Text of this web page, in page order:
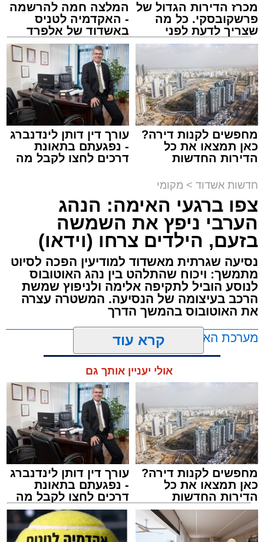
מעוניינים להגיב? לדווח ? צרו איתנו קשר במייל -
ASHDODS@ISNET.CO.IL
עופר אשטוקר / 15:32 07.08.26
עובדת בת 56 נפצעה היום (שישי) באורח בינוני
לאחר שנפלה מסולם במהלך עבודתה במחסן
באזור דרך הרכבת, מתחם ביג פאשן באשדוד.
כוחות ההצלה הוזעקו למקום בעקבות דיווח על
נפילה מגובה במהלך העבודה. עם הגעתם מצאו
את האישה בהכרה מלאה, כשהיא סובלת מחבלות
במספר אזורים בגופה לאחר שנפלה מגובה של
כ-2 עד 3 מטרים.
רפאל אוקנין, כונן הצלה דרום, סיפר: “כשהגעתי
וסובלת מחבלות מרובות בגופה לאחר שנפלה
במהלך עבודתה. יחד עם צוותי מד”א הענקנו לה
טיפול רפואי ראשוני והיא פונתה בניידת טיפול
נמרץ לחדר הטראומה במרכז הרפואי אסותא
באשדוד כשהיא במצב בינוני ויציב.”
מכרז הדירות הגדול של
פרשקובסקי. כל מה
שצריך לדעת לפני
שמגישים הצעה לדירה
המלצה חמה להרשמה
- האקדמיה לטניס
באשדוד של אלפרד
קריאולנסקי - לילדים
מחפשים לקנות דירה?
כאן תמצאו את כל
הדירות החדשות
עורך דין דותן לינדנברג
- נפגעתם בתאונת
דרכים לחצו לקבל מה
חדשות אשדוד > מקומי
צפו ברגעי האימה: הנהג
הערבי ניפץ את השמשה
בזעם, הילדים צרחו (וידאו)
נסיעה שגרתית מאשדוד למודיעין הפכה לסיוט
מתמשך: ויכוח שהתלהט בין נהג האוטובוס
לנוסע הוביל לתקיפה אלימה ולניפוץ שמשת
הרכב בעיצומה של הנסיעה. המשטרה עצרה
את האוטובוס בהמשך הדרך
מערכת האתר / 11:35 07.08.26
תגים:אוטובוס, אשדוד, ערבי
קרא עוד
אולי יעניין אותך גם
מחפשים לקנות דירה?
כאן תמצאו את כל
הדירות החדשות
למכירה באשדוד >>>
עורך דין דותן לינדנברג
- נפגעתם בתאונת
דרכים לחצו לקבל מה
שמגיע לכם